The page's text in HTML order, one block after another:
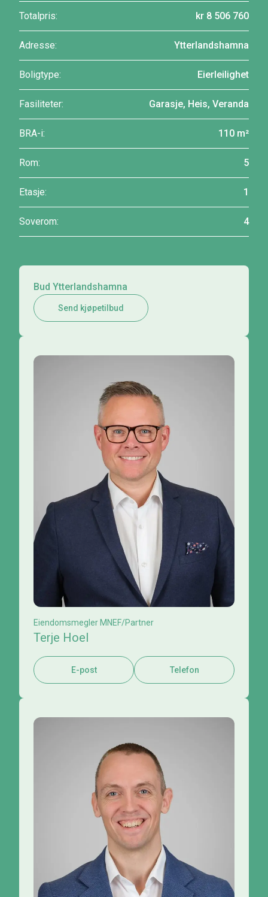
Totalpris: kr 8 506 760
Adresse: Ytterlandshamna
Boligtype: Eierleilighet
Fasiliteter: Garasje, Heis, Veranda
BRA-i: 110 m²
Rom: 5
Etasje: 1
Soverom: 4
Bud Ytterlandshamna
Send kjøpetilbud
Eiendomsmegler MNEF/Partner
Terje Hoel
E-post Telefon